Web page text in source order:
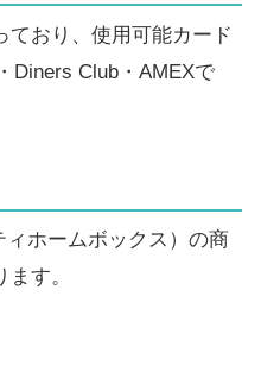
ており、使用可能カード
Diners Club・AMEXで
ホームボックス）の商
す。